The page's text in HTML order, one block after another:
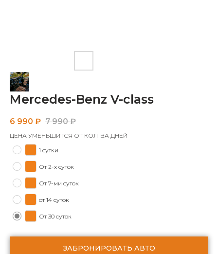
Mercedes-Benz V-class
6 990 ₽ 7 990 ₽
ЦЕНА УМЕНЬШИТСЯ ОТ КОЛ-ВА ДНЕЙ
1 сутки
От 2-х суток
От 7-ми суток
от 14 суток
От 30 суток
ЗАБРОНИРОВАТЬ АВТО